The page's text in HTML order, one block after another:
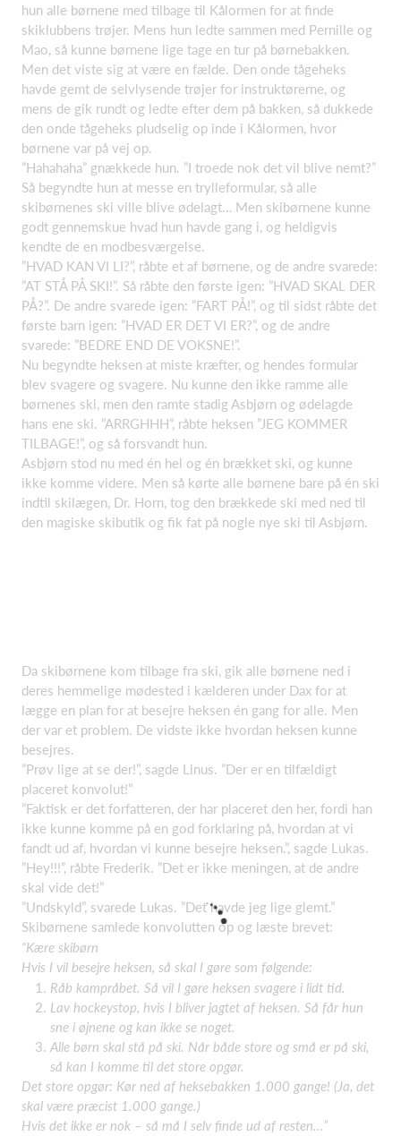
hun alle børnene med tilbage til Kålormen for at finde
skiklubbens trøjer. Mens hun ledte sammen med Pernille og
Mao, så kunne børnene lige tage en tur på børnebakken.
Men det viste sig at være en fælde. Den onde tågeheks
havde gemt de selvlysende trøjer for instruktørerne, og
mens de gik rundt og ledte efter dem på bakken, så dukkede
den onde tågeheks pludselig op inde i Kålormen, hvor
børnene var på vej op.
”Hahahaha” gnækkede hun. ”I troede nok det vil blive nemt?”
Så begyndte hun at messe en trylleformular, så alle
skibørnenes ski ville blive ødelagt… Men skibørnene kunne
godt gennemskue hvad hun havde gang i, og heldigvis
kendte de en modbesværgelse.
”HVAD KAN VI LI?”, råbte et af børnene, og de andre svarede:
”AT STÅ PÅ SKI!”. Så råbte den første igen: ”HVAD SKAL DER
PÅ?”. De andre svarede igen: ”FART PÅ!”, og til sidst råbte det
første barn igen: ”HVAD ER DET VI ER?”, og de andre
svarede: ”BEDRE END DE VOKSNE!”.
Nu begyndte heksen at miste kræfter, og hendes formular
blev svagere og svagere. Nu kunne den ikke ramme alle
børnenes ski, men den ramte stadig Asbjørn og ødelagde
hans ene ski. ”ARRGHHH”, råbte heksen ”JEG KOMMER
TILBAGE!”, og så forsvandt hun.
Asbjørn stod nu med én hel og én brækket ski, og kunne
ikke komme videre. Men så kørte alle børnene bare på én ski
indtil skilægen, Dr. Horn, tog den brækkede ski med ned til
den magiske skibutik og fik fat på nogle nye ski til Asbjørn.
Da skibørnene kom tilbage fra ski, gik alle børnene ned i
deres hemmelige mødested i kælderen under Dax for at
lægge en plan for at besejre heksen én gang for alle. Men
der var et problem. De vidste ikke hvordan heksen kunne
besejres.
”Prøv lige at se der!”, sagde Linus. ”Der er en tilfældigt
placeret konvolut!”
”Faktisk er det forfatteren, der har placeret den her, fordi han
ikke kunne komme på en god forklaring på, hvordan at vi
fandt ud af, hvordan vi kunne besejre heksen.”, sagde Lukas.
”Hey!!!”, råbte Frederik. ”Det er ikke meningen, at de andre
skal vide det!”
”Undskyld”, svarede Lukas. ”Det havde jeg lige glemt.”
Skibørnene samlede konvolutten op og læste brevet:
“Kære skibørn
Hvis I vil besejre heksen, så skal I gøre som følgende:
Råb kampråbet. Så vil I gøre heksen svagere i lidt tid.
Lav hockeystop, hvis I bliver jagtet af heksen. Så får hun
sne i øjnene og kan ikke se noget.
Alle børn skal stå på ski. Når både store og små er på ski,
så kan I komme til det store opgør.
Det store opgør: Kør ned af heksebakken 1.000 gange! (Ja, det
skal være præcist 1.000 gange.)
Hvis det ikke er nok – så må I selv finde ud af resten…”